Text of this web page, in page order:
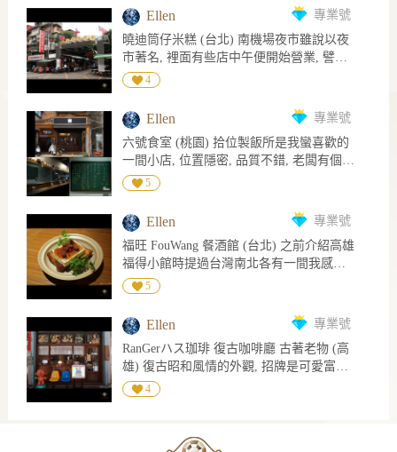
錯 今日飾品: 紅寶鑽戒
子鹹香味濃, 開心果芳婷麵包乾爽非鬆軟,
開心果比預期濃, 招牌胖草莓麵包非常柔
軟, 餅乾酥粒鋪底, 擠層義式奶油霜放草莓
油感略微明顯, 整體感覺不像在吃草莓鮮奶
飾品: Cartier 鑽戒
膽, 炸鰻魚天婦羅, 白魽釜飯, 味噌湯, 玉子
燒, 甜點 榛果費南雪 第一次吃到的有炸珍
珠貝柱, QQ脆脆具纖維感, 還有鱈魚白子天
婦羅, 紫蘇葉包鱈魚白子炸, 粉漿薄脆酥, 白
子炸過後稠且綿非水嫩類型味道濃厚完全
魽鰤魚鮪魚皆富含油脂, 香甜油潤入口即
化, 另外榛果費南雪奶油味濃, 微微黏牙的
濕潤感很好, 不過就是太薄, 厚一點會更好
年購買, 有機會再來介紹 今日飾品: 純真鑽
他們在籌備二店因此原本外帶店的營業時
間變得不固定, 想去的話最好先確認是否有
營業 位在三元街上的Wings以外帶為主, 外
設置簡單桌椅可內用, 這天雖烏雲密佈, 風
大吹得挺舒服, 坐戶外喝咖啡悠閒愜意, 只
點多, 不僅咖啡加料, 喝完頭髮衣服包包還
多了好多裝飾品 XD 內用低消每人一杯飲
品, 不限時; 飲料選擇不多但價格不貴, 對茶
油雞飯和熱壓吐司蠻感興趣, 不過剛吃午餐
了, 胃只剩甜點空間 下午茶點了女神拿鐵
打得細, 桂花香氣明顯, 溫和順口非常好喝!
花型檸檬塔迷你小巧大概三口吃完, 作為餐
後甜點淺嚐解饞不是為了充飢吃飽我覺得
餡冰冰的酸度不低, 回溫後口感更滑順, 檸
Love XII 項鍊
Ellen
專業號
曉迪筒仔米糕 (台北) 南機場夜市雖說以夜
市著名, 裡面有些店中午便開始營業, 譬如
有兩大門神之稱的曉迪筒仔米糕和山內雞
11點開始賣到晚上, 並非晚上才吃得到! 白
天生意就不錯, 客人絡繹不絕, 今天的心情
想吃點滷肉飯所以選擇曉迪 走近拿張點餐
單, 詢問一位店員大姐內用是否要等? 她帶
我走到後方座位區說可以坐那兒, 我不確定
的店舖營業只是白天空著讓曉迪用, 總之完
全沒有等到即刻入座, 很好 8) 點了滷肉飯
配豬腳滷白菜還有冬瓜排骨酥湯, 有肉有菜
有飯有湯, 一個人這樣吃絕對飽, perfect! 滷
肉是肥肉帶皮, 看似醬色深, 實則不會太鹹
得不錯, 粒粒分明軟硬適中, 配上滷汁剛剛
好~ 豬腳更是讓人驚艷, 味道重一些, 嚼著
有滷製香, 皮Q肉嫩筋脆! 白菜滷透透軟嫩
入味, 蔬菜的鮮甜完全顯現, 裡頭放蝦米和
蛋酥, 而冬瓜排骨酥湯不會太油膩, 沒有過
4
Ellen
專業號
六號食室 (桃園) 拾位製飯所是我蠻喜歡的
一間小店, 位置隱密, 品質不錯, 老闆有個性
XD 去年夏天拾位歇業, 本以為老闆需要多
前另一區開新餐廳, 更名為六號食室 六號
食室在舊遠東百貨後方巷子,吧台呈一字型,
走道寬敞許多, 開放式廚房可欣賞料理過
程, 試營運主菜只有牛肉與豬肉漢堡排兩
種, 配菜每個月換一次, 老闆是說每月六號
法皆有詳細介紹, 包括哪裡產的, 讓人明顯
感受到對食材的用心 入座時闆娘送來一杯
熱的冬瓜麥茶, 餐點我點了麻原酒造柚子梅
酒搭配牛肉漢堡排餐! 牛肉漢堡排選用美國
安格斯板腱+翼板牛, 肉絞得細仍保留部分
型, 偏高湯液態酸甜不鹹很好入口 配菜有
5
Ellen
專業號
福旺 FouWang 餐酒館 (台北) 之前介紹高雄
福得小館時提過台灣南北各有一間我感興
趣的福字開頭餐酒館, 台北的便是今天要介
現址在通化街比較靠近六張犁, 聽過許多朋
友的好評, 據說老闆夫妻倆曾於文華東方任
職, 令人期待值滿滿 店內座位不多設置在
一側, 另一側是廚房和整排酒櫃, 雖想走近
看一看, 但老闆娘非常有個性, 在餐廳裡除
訂位時間15分鐘內先點超過總人數的低消,
5
Ellen
專業號
RanGerハス珈琲 復古咖啡廳 古著老物 (高
雄) 復古昭和風情的外觀, 招牌是可愛富士
山, 開放式吧台與料理空間, 一樓座位不多
再拿去換菜單, 規定像是每人一杯飲料, 不
4